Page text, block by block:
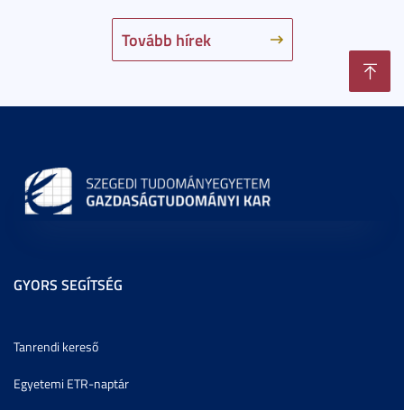
Tovább hírek
GYORS SEGÍTSÉG
Tanrendi kereső
Egyetemi ETR-naptár